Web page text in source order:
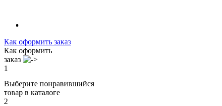
Как оформить заказ
Как оформить
заказ
1
Выберите понравившийся
товар в каталоге
2